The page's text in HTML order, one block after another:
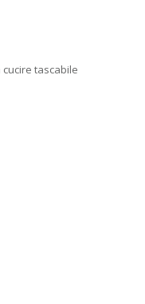
cucire tascabile